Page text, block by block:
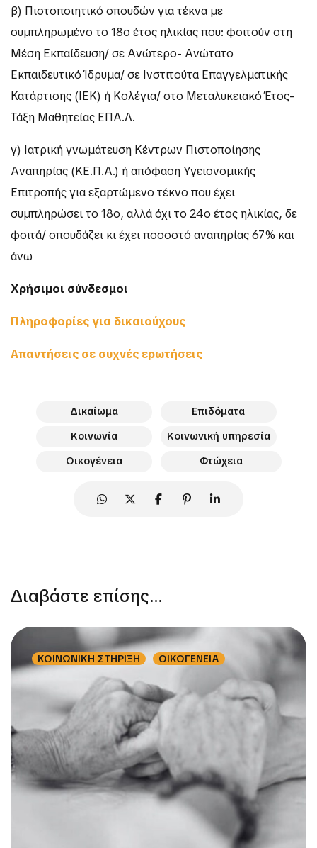
β) Πιστοποιητικό σπουδών για τέκνα με
συμπληρωμένο το 18ο έτος ηλικίας που: φοιτούν στη
Μέση Εκπαίδευση/ σε Ανώτερο- Ανώτατο
Εκπαιδευτικό Ίδρυμα/ σε Ινστιτούτα Επαγγελματικής
Κατάρτισης (ΙΕΚ) ή Κολέγια/ στο Μεταλυκειακό Έτος-
Τάξη Μαθητείας ΕΠΑ.Λ.
γ) Ιατρική γνωμάτευση Κέντρων Πιστοποίησης
Αναπηρίας (ΚΕ.Π.Α.) ή απόφαση Υγειονομικής
Επιτροπής για εξαρτώμενο τέκνο που έχει
συμπληρώσει το 18ο, αλλά όχι το 24ο έτος ηλικίας, δε
φοιτά/ σπουδάζει κι έχει ποσοστό αναπηρίας 67% και
άνω
Χρήσιμοι σύνδεσμοι
Πληροφορίες για δικαιούχους
Απαντήσεις σε συχνές ερωτήσεις
Δικαίωμα
Επιδόματα
Κοινωνία
Κοινωνική υπηρεσία
Οικογένεια
Φτώχεια
Διαβάστε επίσης...
ΚΟΙΝΩΝΙΚΗ ΣΤΗΡΙΞΗ ΟΙΚΟΓΕΝΕΙΑ